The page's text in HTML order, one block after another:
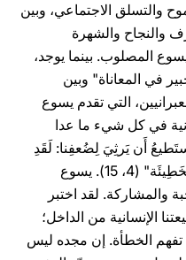
والتسلق الاجتماعي، وبين
والنجاح والشهرة
المصلوب. بينما يوجد،
في المعاناة" وبين
التي تقدم يسوع
في كل شيء ما عدا
أَن يَرثِيَ لِضُعفِنا: لَقَدِ
امتُحِنَ في كُلِّ شَيءٍ مِثْلَنا ما عَدا الخَطِيئَة" (4، 15). يسوع
لقد اختبر
الإنسانية من الداخل؛
تفهم الخطأة. إن مجده ليس